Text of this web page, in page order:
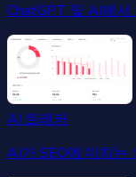
ChatGPT 및 AI에서
AI 트래커
AI가 SEO에 미치는